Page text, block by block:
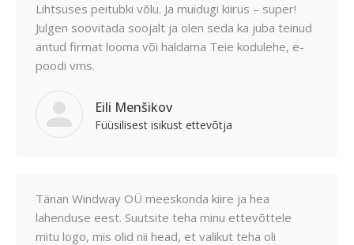
Lihtsuses peitubki võlu. Ja muidugi kiirus – super!
Julgen soovitada soojalt ja olen seda ka juba teinud
antud firmat looma või haldama Teie kodulehe, e-
poodi vms.
Eili Menšikov
Füüsilisest isikust ettevõtja
Tänan Windway OÜ meeskonda kiire ja hea
lahenduse eest. Suutsite teha minu ettevõttele
mitu logo, mis olid nii head, et valikut teha oli